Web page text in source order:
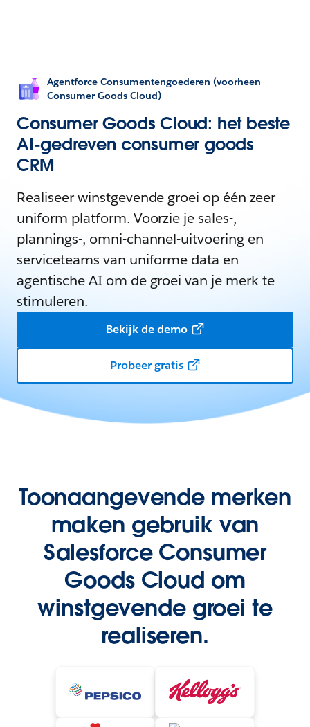
Agentforce Consumentengoederen (voorheen
Consumer Goods Cloud)
Consumer Goods Cloud: het beste
AI-gedreven consumer goods
CRM
Realiseer winstgevende groei op één zeer
uniform platform. Voorzie je sales-,
plannings-, omni-channel-uitvoering en
serviceteams van uniforme data en
agentische AI om de groei van je merk te
stimuleren.
Bekijk de demo
Probeer gratis
Toonaangevende merken
maken gebruik van
Salesforce Consumer
Goods Cloud om
winstgevende groei te
realiseren.